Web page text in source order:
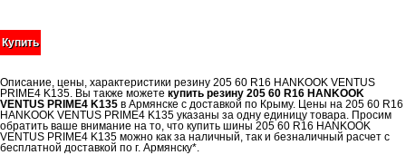
Купить
Описание, цены, характеристики резину 205 60 R16 HANKOOK VENTUS
PRIME4 K135. Вы также можете купить резину 205 60 R16 HANKOOK
VENTUS PRIME4 K135 в Армянске с доставкой по Крыму. Цены на 205 60 R16
HANKOOK VENTUS PRIME4 K135 указаны за одну единицу товара. Просим
обратить ваше внимание на то, что купить шины 205 60 R16 HANKOOK
VENTUS PRIME4 K135 можно как за наличный, так и безналичный расчет с
бесплатной доставкой по г. Армянску*.